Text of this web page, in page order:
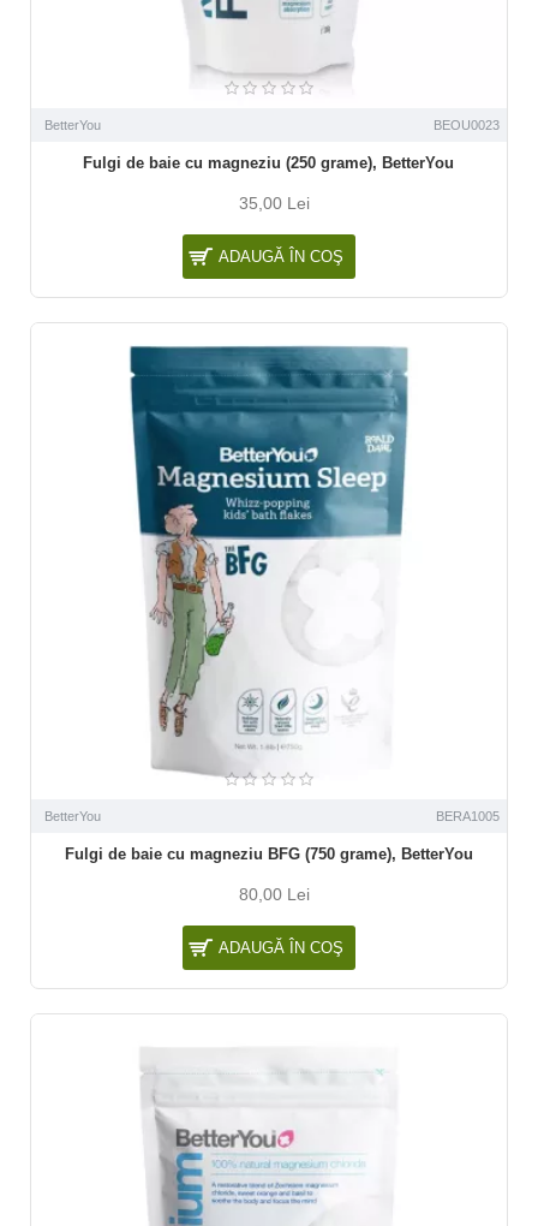
BetterYou BEOU0023
Fulgi de baie cu magneziu (250 grame), BetterYou
35,00 Lei
ADAUGĂ ÎN COŞ
BetterYou BERA1005
Fulgi de baie cu magneziu BFG (750 grame), BetterYou
80,00 Lei
ADAUGĂ ÎN COŞ